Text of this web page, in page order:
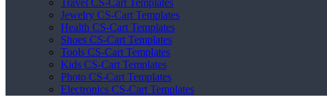
Travel CS-Cart Templates
Jewelry CS-Cart Templates
Health CS-Cart Templates
Shoes CS-Cart Templates
Tools CS-Cart Templates
Kids CS-Cart Templates
Photo CS-Cart Templates
Electronics CS-Cart Templates